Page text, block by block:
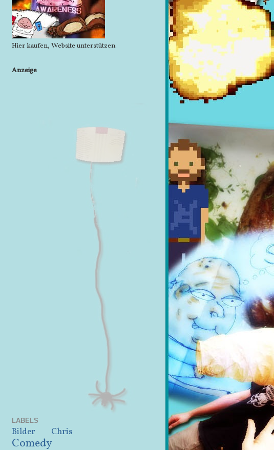
Hier kaufen, Website unterstützen.
Anzeige
LABELS
Bilder Chris
Comedy